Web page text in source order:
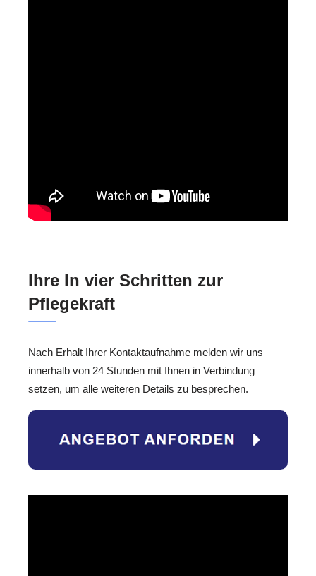
Ihre In vier Schritten zur
Pflegekraft
Nach Erhalt Ihrer Kontaktaufnahme melden wir uns
innerhalb von 24 Stunden mit Ihnen in Verbindung
setzen, um alle weiteren Details zu besprechen.